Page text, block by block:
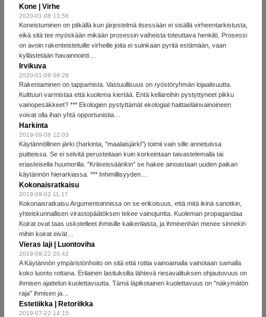
Kone | Virhe
2020-01-08 13:58
Koneistuminen on pitkällä kun järjestelmä itsessään ei sisällä virheentarkistusta,
eikä sitä tee myöskään mikään prosessin vaiheista toteuttava henkilö. Prosessi
on avoin rakenteistetuille virheille joita ei suinkaan pyritä estämään, vaan
kyllästetään havainnointi…
Irvikuva
2020-01-08 09:28
Rakentaminen on tappamista. Vastuullisuus on ryöstöryhmän lojaalisuutta.
Kulttuuri varmistaa että kuolema kiertää. Entä kellareihin pystyttyneet pikku
vainopesäkkeet? *** Ekologien pystyttämät ekologiat haittaeläinvainoineen
voivat olla ihan yhtä opportunistia…
Harkinta
2019-09-08 12:03
Käytännöllinen järki (harkinta, "maalaisjärki") toimii vain sille annetuissa
puitteissa. Se ei selvitä perusteitaan kuin korkeintaan taivastelemalla tai
eriasteisella huumorilla. "Kriiseissäänkin" se hakee ainoastaan uuden paikan
käytännön hierarkiassa. *** Inhimillisyyden…
Kokonaisratkaisu
2019-09-02 11:17
Kokonaisratkaisu Argumentoinnissa on se erikoisuus, että mitä ikinä sanotkin,
yhteiskunnallisen virastopäätöksen tekee vainojuntta. Kuoleman propagandaa
Koirat ovat taas uskotelleet ihmisille kaikenlaista, ja ihminenhän menee sinnekin
mihin koirat eivät…
Vieras laji | Luontoviha
2019-08-22 20:42
A Käytännön ympäristönhoito on sitä että rottia vainoamalla vainotaan samalla
koko luonto rottana. Erilainen lasituksilta lähtevä riesavalituksen ohjautuvuus on
ihmisen ajattelun kuolettavuutta. Tämä läpikotainen kuolettavuus on "näkymätön
raja" ihmisen ja…
Estetiikka | Retoriikka
2019-07-22 14:15